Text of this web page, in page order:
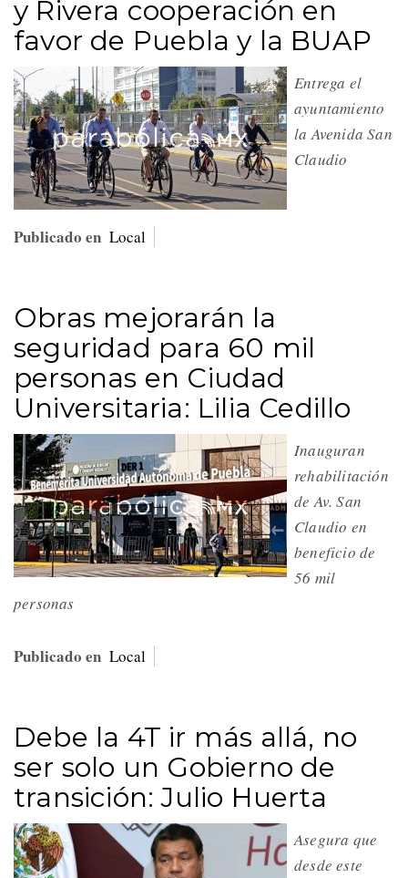
y Rivera cooperación en
favor de Puebla y la BUAP
Entrega el
ayuntamiento
la Avenida San
Claudio
Publicado en Local
Obras mejorarán la
seguridad para 60 mil
personas en Ciudad
Universitaria: Lilia Cedillo
Inauguran
rehabilitación
de Av. San
Claudio en
beneficio de
56 mil
personas
Publicado en Local
Debe la 4T ir más allá, no
ser solo un Gobierno de
transición: Julio Huerta
Asegura que
desde este